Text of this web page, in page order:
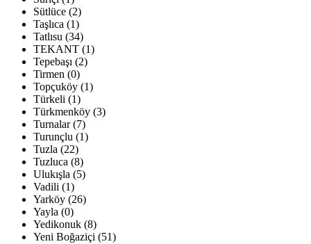
Sütlüce (2)
Taşlıca (1)
Tatlısu (34)
TEKANT (1)
Tepebaşı (2)
Tirmen (0)
Topçuköy (1)
Türkeli (1)
Türkmenköy (3)
Turnalar (7)
Turunçlu (1)
Tuzla (22)
Tuzluca (8)
Ulukışla (5)
Vadili (1)
Yarköy (26)
Yayla (0)
Yedikonuk (8)
Yeni Boğaziçi (51)